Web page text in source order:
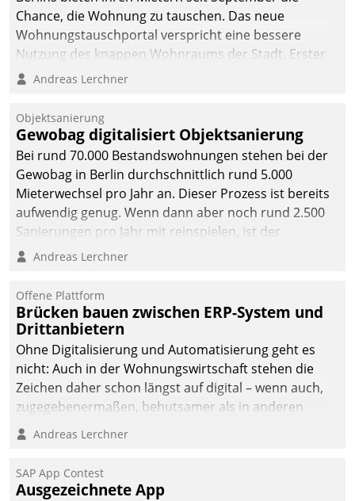
Chance, die Wohnung zu tauschen. Das neue
Wohnungstauschportal verspricht eine bessere
Nutzung des knappen Wohnraums der Stadt. Erster
Anwendungsfall für Datatrains Lösung API-Hub mit
Unternehmen.
Andreas Lerchner
Objektsanierung
Gewobag digitalisiert Objektsanierung
Bei rund 70.000 Bestandswohnungen stehen bei der
Gewobag in Berlin durchschnittlich rund 5.000
Mieterwechsel pro Jahr an. Dieser Prozess ist bereits
aufwendig genug. Wenn dann aber noch rund 2.500
Sanierungen pro Jahr mit reinspielen, ist der
Betreuungs- und Organisationsaufwand immens. Im
kommunale Wohnungsbauunternehmen daher
gemeinsam mit der Berliner Datatrain GmbH den
Teilprozess der Objektsanierung digitalisiert.
Andreas Lerchner
Offene Plattform
Brücken bauen zwischen ERP-System und
Drittanbietern
Ohne Digitalisierung und Automatisierung geht es
nicht: Auch in der Wohnungswirtschaft stehen die
Zeichen daher schon längst auf digital – wenn auch,
zugegebenermaßen, behutsamer als in anderen
Branchen.
Andreas Lerchner
SAP App Contest
Ausgezeichnete App